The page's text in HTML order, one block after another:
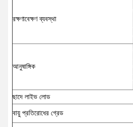
রক্ষণাবেক্ষণ ব্যবস্থা
আনুষাঙ্গিক
ছাদে লাইভ লোড
বায়ু প্রতিরোধের গ্রেড